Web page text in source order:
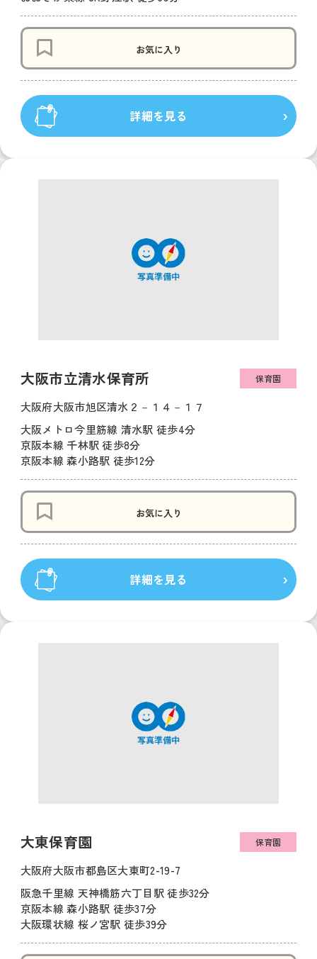
お気に入り
詳細を見る
大阪市立清水保育所 保育園
大阪府大阪市旭区清水２－１４－１７
大阪メトロ今里筋線 清水駅 徒歩4分
京阪本線 千林駅 徒歩8分
京阪本線 森小路駅 徒歩12分
お気に入り
詳細を見る
大東保育園 保育園
大阪府大阪市都島区大東町2-19-7
阪急千里線 天神橋筋六丁目駅 徒歩32分
京阪本線 森小路駅 徒歩37分
大阪環状線 桜ノ宮駅 徒歩39分